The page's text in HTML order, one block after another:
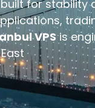
for stability
VPSis